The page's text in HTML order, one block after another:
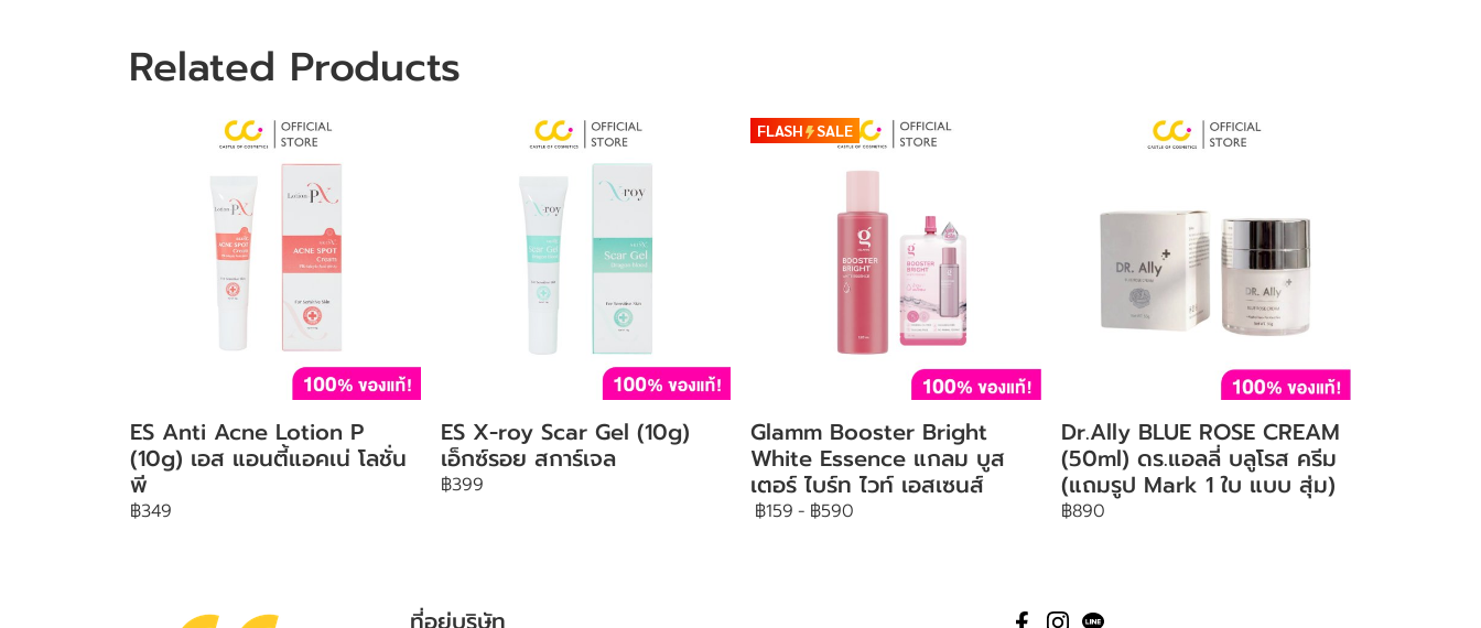
Related Products
ES Anti Acne Lotion P
(10g) เอส แอนตี้แอคเน่ โลชั่น
พี
฿349
ES X-roy Scar Gel (10g)
เอ็กซ์รอย สการ์เจล
฿399
FLASH SALE
Glamm Booster Bright
White Essence แกลม บูส
เตอร์ ไบร์ท ไวท์ เอสเซนส์
฿159 - ฿590
Dr.Ally BLUE ROSE CREAM
(50ml) ดร.แอลลี่ บลูโรส ครีม
(แถมรูป Mark 1 ใบ แบบ สุ่ม)
฿890
ที่อยู่บริษัท